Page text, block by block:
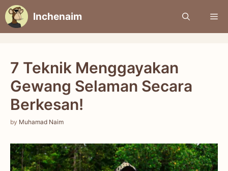
Skip
to
content
Inchenaim
7 Teknik Menggayakan
Gewang Selaman Secara
Berkesan!
by Muhamad Naim